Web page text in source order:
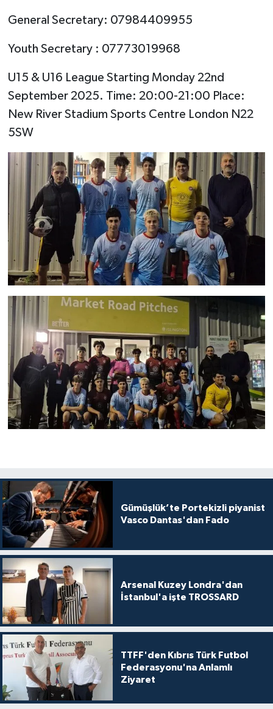
General Secretary: 07984409955
Youth Secretary : 07773019968
U15 & U16 League Starting Monday 22nd
September 2025. Time: 20:00-21:00 Place:
New River Stadium Sports Centre London N22
5SW
Gümüşlük’te Portekizli piyanist
Vasco Dantas'dan Fado
Arsenal Kuzey Londra'dan
İstanbul'a işte TROSSARD
TTFF'den Kıbrıs Türk Futbol
Federasyonu'na Anlamlı
Ziyaret